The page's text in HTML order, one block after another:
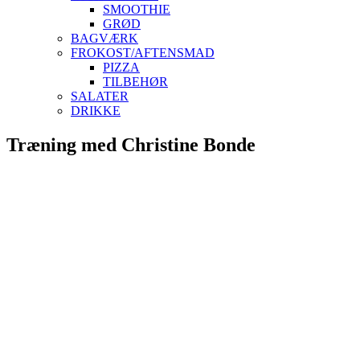
SMOOTHIE
GRØD
BAGVÆRK
FROKOST/AFTENSMAD
PIZZA
TILBEHØR
SALATER
DRIKKE
Skip
to
Træning med Christine Bonde